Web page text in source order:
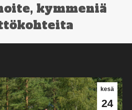
kymmeniä
kesä
24